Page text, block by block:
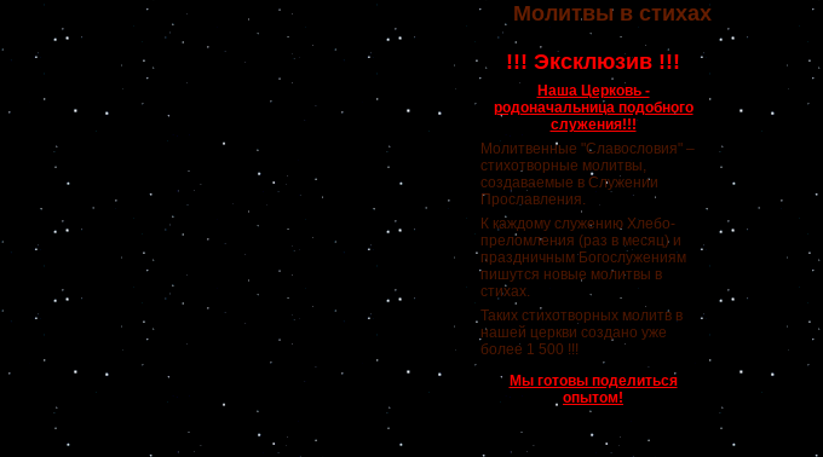
Молитвы в стихах
!!! Эксклюзив !!!
Наша Церковь -
родоначальница подобного
служения!!!
Молитвенные "Славословия" –
стихотворные молитвы,
создаваемые в Служении
Прославления.
К каждому служению Хлебо-
преломления (раз в месяц) и
праздничным Богослужениям
пишутся новые молитвы в
стихах.
Таких стихотворных молитв в
нашей церкви создано уже
более 1 500 !!!
Мы готовы поделиться
опытом!